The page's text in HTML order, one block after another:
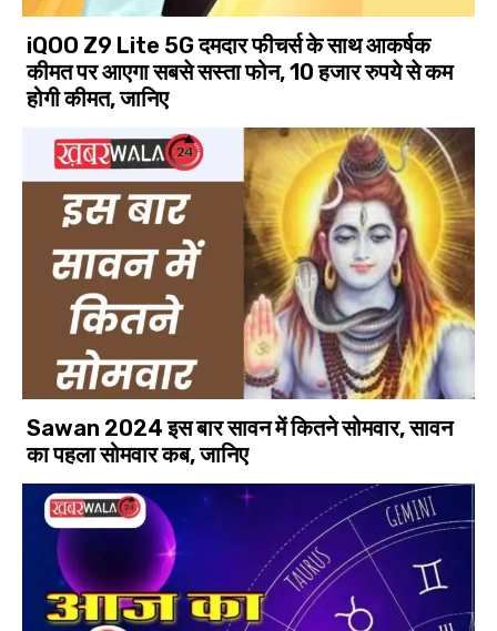
iQOO Z9 Lite 5G दमदार फीचर्स के साथ आकर्षक
कीमत पर आएगा सबसे सस्ता फोन, 10 हजार रुपये से कम
होगी कीमत, जानिए
Sawan 2024 इस बार सावन में कितने सोमवार, सावन
का पहला सोमवार कब, जानिए